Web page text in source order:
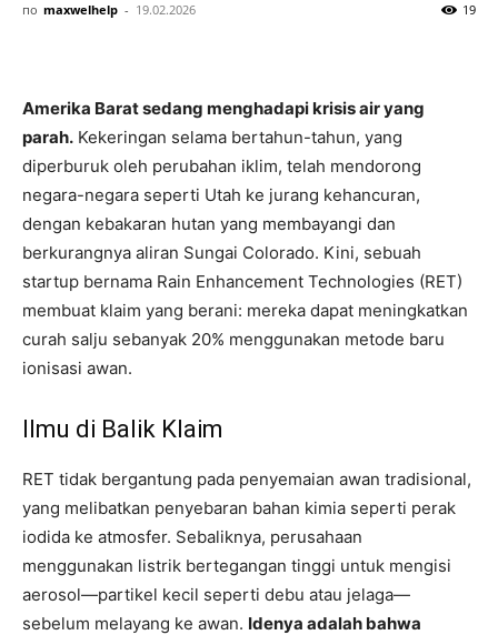
по maxwelhelp - 19.02.2026 19
Amerika Barat sedang menghadapi krisis air yang
parah. Kekeringan selama bertahun-tahun, yang
diperburuk oleh perubahan iklim, telah mendorong
negara-negara seperti Utah ke jurang kehancuran,
dengan kebakaran hutan yang membayangi dan
berkurangnya aliran Sungai Colorado. Kini, sebuah
startup bernama Rain Enhancement Technologies (RET)
membuat klaim yang berani: mereka dapat meningkatkan
curah salju sebanyak 20% menggunakan metode baru
ionisasi awan.
Ilmu di Balik Klaim
RET tidak bergantung pada penyemaian awan tradisional,
yang melibatkan penyebaran bahan kimia seperti perak
iodida ke atmosfer. Sebaliknya, perusahaan
menggunakan listrik bertegangan tinggi untuk mengisi
aerosol—partikel kecil seperti debu atau jelaga—
sebelum melayang ke awan. Idenya adalah bahwa